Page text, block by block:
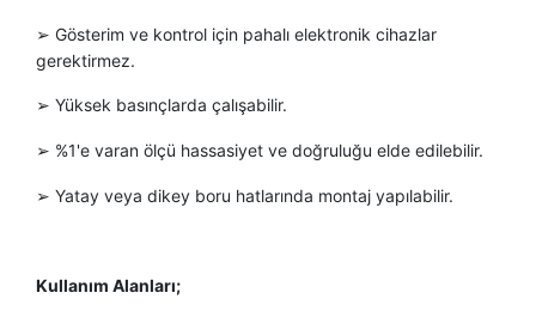
➢ Gösterim ve kontrol için pahalı elektronik cihazlar
gerektirmez.
➢ Yüksek basınçlarda çalışabilir.
➢ %1'e varan ölçü hassasiyet ve doğruluğu elde edilebilir.
➢ Yatay veya dikey boru hatlarında montaj yapılabilir.
Kullanım Alanları;